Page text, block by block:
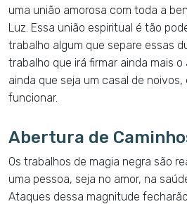
uma união amorosa com toda a
Luz. Essa união espiritual é tão
trabalho algum que separe essas
trabalho que irá firmar ainda mais o
ainda que seja um casal de noivos,
funcionar.
Abertura de
Os trabalhos de magia negra são
uma pessoa, seja no amor, na
Ataques dessa magnitude